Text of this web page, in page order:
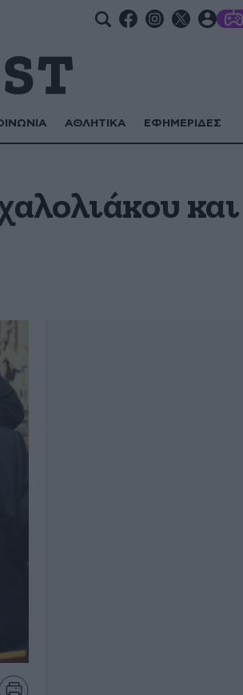
ΑΘΛΗΤΙΚΑ ΕΦΗΜΕΡΙΔΕΣ
και